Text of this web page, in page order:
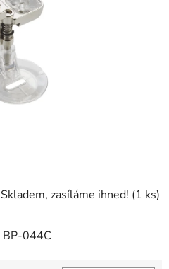
Skladem, zasíláme ihned! (1 ks)
BP-044C